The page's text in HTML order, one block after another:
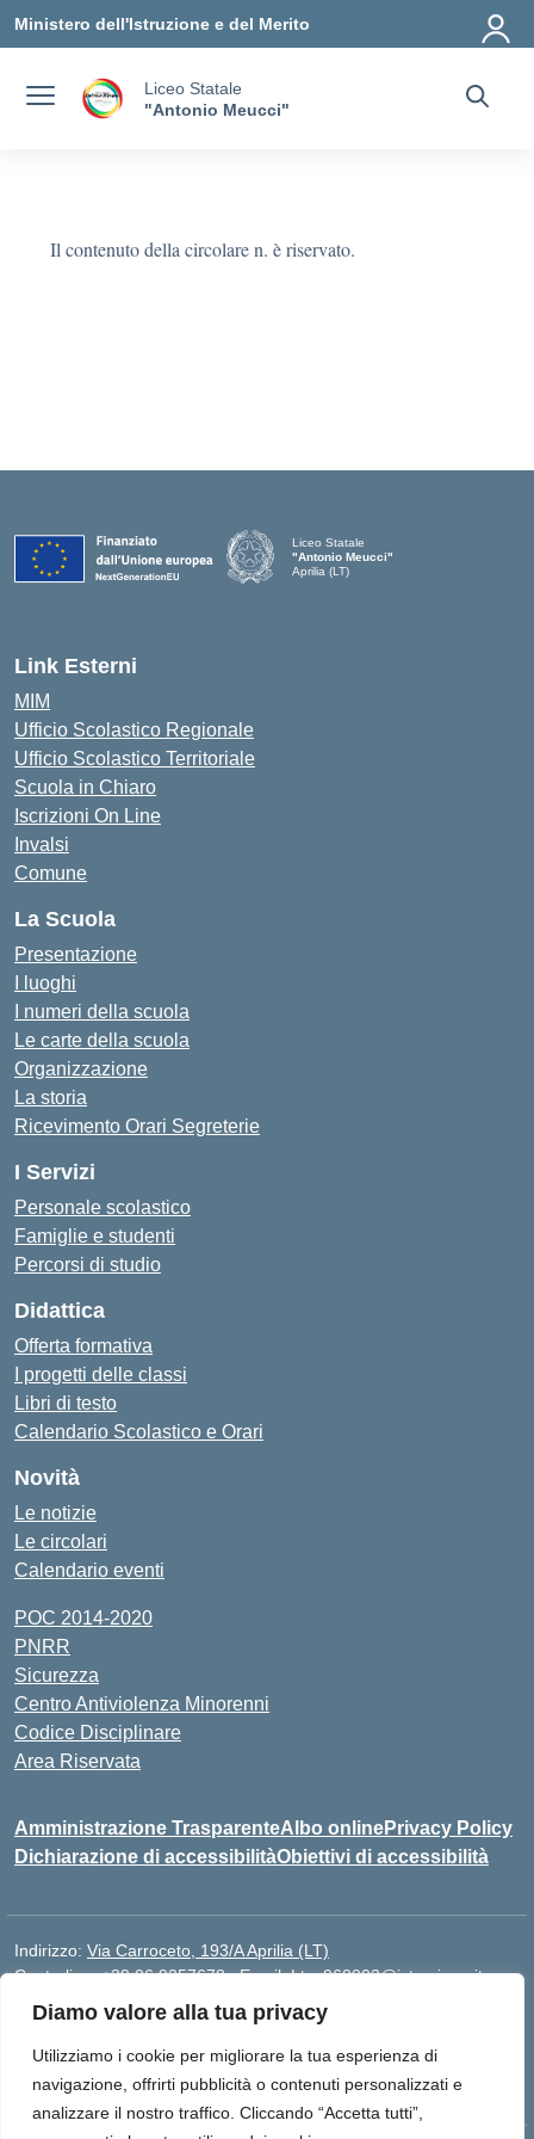
Diamo valore alla tua privacy
Utilizziamo i cookie per migliorare la tua esperienza di
navigazione, offrirti pubblicità o contenuti personalizzati e
analizzare il nostro traffico. Cliccando “Accetta tutti”,
Ministero dell'Istruzione e del Merito
Liceo Statale
"Antonio Meucci"
Il contenuto della circolare n. è riservato.
Liceo Statale
"Antonio Meucci"
Aprilia (LT)
Link Esterni
MIM
Ufficio Scolastico Regionale
Ufficio Scolastico Territoriale
Scuola in Chiaro
Iscrizioni On Line
Invalsi
Comune
La Scuola
Presentazione
I luoghi
I numeri della scuola
Le carte della scuola
Organizzazione
La storia
Ricevimento Orari Segreterie
I Servizi
Personale scolastico
Famiglie e studenti
Percorsi di studio
Didattica
Offerta formativa
I progetti delle classi
Libri di testo
Calendario Scolastico e Orari
Novità
Le notizie
Le circolari
Calendario eventi
POC 2014-2020
PNRR
Sicurezza
Centro Antiviolenza Minorenni
Codice Disciplinare
Area Riservata
Amministrazione TrasparenteAlbo onlinePrivacy Policy
Dichiarazione di accessibilitàObiettivi di accessibilità
Indirizzo: Via Carroceto, 193/A Aprilia (LT)
Centralino:+39 06 9257678 Email:Ltps060002@istruzione.it
Posta elettronica certificata (PEC):Ltps060002@pec.istruzione.it
Codice meccanografico:
LTPS060002